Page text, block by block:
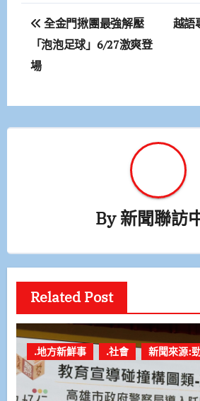
文
章
導
覽
全金門揪團最強解壓
「泡泡足球」6/27激爽登
場
越語
By新聞聯訪
Related Post
.地方新鮮事 .社會 新聞來源: